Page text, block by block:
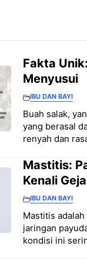
Fakta
Menyusui
IBU DAN BAYI
Buah salak,
yang berasal
renyah dan
Mastitis:
Kenali
IBU DAN BAYI
Mastitis
jaringan
kondisi ini